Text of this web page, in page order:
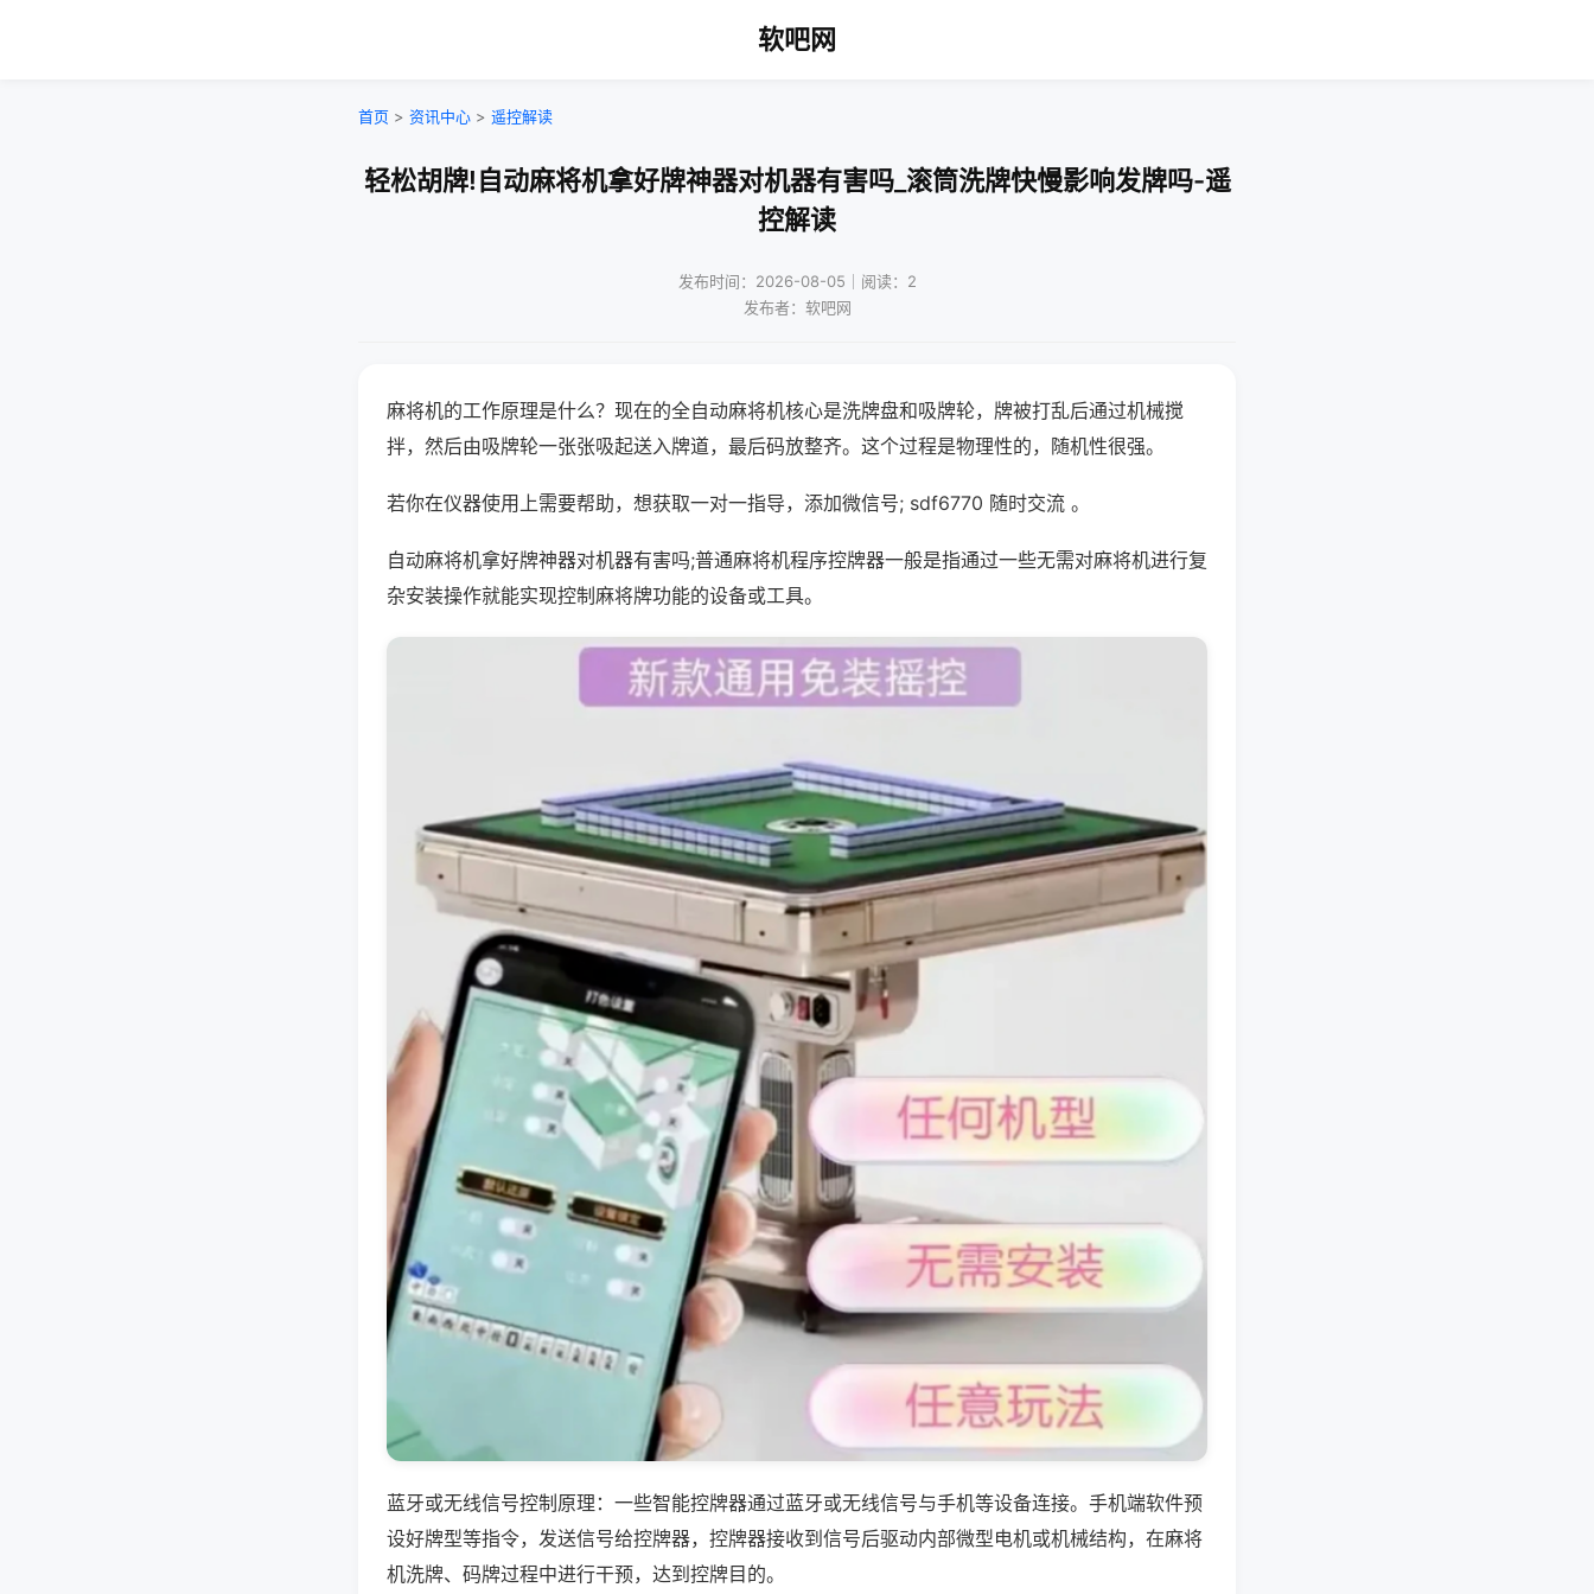
软吧网
首页 > 资讯中心 > 遥控解读
轻松胡牌!自动麻将机拿好牌神器对机器有害吗_滚筒洗牌快慢影响发牌吗-遥
控解读
发布时间：2026-08-05｜阅读：2
发布者：软吧网
麻将机的工作原理是什么？现在的全自动麻将机核心是洗牌盘和吸牌轮，牌被打乱后通过机械搅
拌，然后由吸牌轮一张张吸起送入牌道，最后码放整齐。这个过程是物理性的，随机性很强。
若你在仪器使用上需要帮助，想获取一对一指导，添加微信号; sdf6770 随时交流 。
自动麻将机拿好牌神器对机器有害吗;普通麻将机程序控牌器一般是指通过一些无需对麻将机进行复
杂安装操作就能实现控制麻将牌功能的设备或工具。
蓝牙或无线信号控制原理：一些智能控牌器通过蓝牙或无线信号与手机等设备连接。手机端软件预
设好牌型等指令，发送信号给控牌器，控牌器接收到信号后驱动内部微型电机或机械结构，在麻将
机洗牌、码牌过程中进行干预，达到控牌目的。